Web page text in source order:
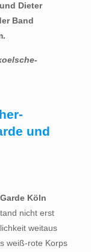
Dieter
Band
und
Köln
nicht erst
weitaus
weiß-rote Korps